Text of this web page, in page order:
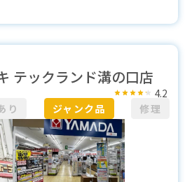
テックランド溝の口店
り ジャンク品 修理
4.2